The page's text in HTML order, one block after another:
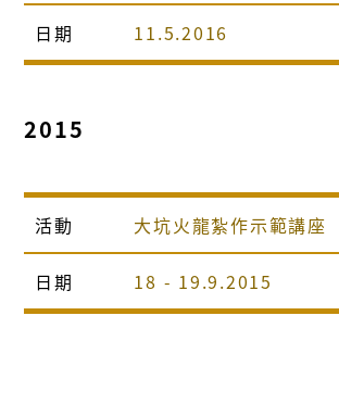
日期 11.5.2016
2015
活動 大坑火龍紮作示範講座
日期 18 - 19.9.2015